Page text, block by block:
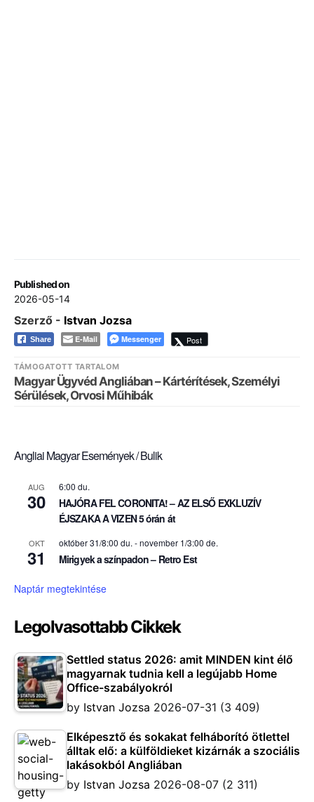
Published on
2026-05-14
Szerző - Istvan Jozsa
Share E-Mail Messenger Post
TÁMOGATOTT TARTALOM
Magyar Ügyvéd Angliában – Kártérítések, Személyi
Sérülések, Orvosi Műhibák
Angliai Magyar Események / Bulik
AUG
30
6:00 du.
HAJÓRA FEL CORONITA! – AZ ELSŐ EXKLUZÍV
ÉJSZAKA A VIZEN 5 órán át
OKT
31
október 31/8:00 du. -november 1/3:00 de.
Mirigyek a színpadon – Retro Est
Naptár megtekintése
Legolvasottabb Cikkek
Settled status 2026: amit MINDEN kint élő
magyarnak tudnia kell a legújabb Home
Office-szabályokról
by Istvan Jozsa 2026-07-31 (3 409)
Elképesztő és sokakat felháborító ötlettel
álltak elő: a külföldieket kizárnák a szociális
lakásokból Angliában
by Istvan Jozsa 2026-08-07 (2 311)